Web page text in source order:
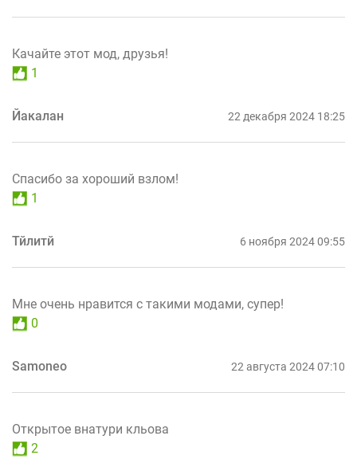
Качайте этот мод, друзья!
1
Йакалан 22 декабря 2024 18:25
Спасибо за хороший взлом!
1
Тйлитй 6 ноября 2024 09:55
Мне очень нравится с такими модами, супер!
0
Samoneo 22 августа 2024 07:10
Открытое внатури кльова
2